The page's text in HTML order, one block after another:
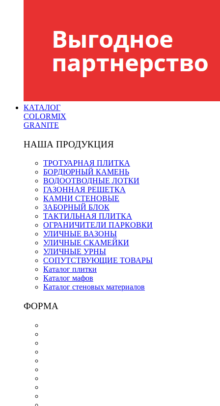
КАТАЛОГ
COLORMIX
GRANITE
НАША ПРОДУКЦИЯ
ТРОТУАРНАЯ ПЛИТКА
БОРДЮРНЫЙ КАМЕНЬ
ВОДООТВОДНЫЕ ЛОТКИ
ГАЗОННАЯ РЕШЕТКА
КАМНИ СТЕНОВЫЕ
ЗАБОРНЫЙ БЛОК
ТАКТИЛЬНАЯ ПЛИТКА
ОГРАНИЧИТЕЛИ ПАРКОВКИ
УЛИЧНЫЕ ВАЗОНЫ
УЛИЧНЫЕ СКАМЕЙКИ
УЛИЧНЫЕ УРНЫ
СОПУТСТВУЮЩИЕ ТОВАРЫ
Каталог плитки
Каталог мафов
Каталог стеновых материалов
ФОРМА